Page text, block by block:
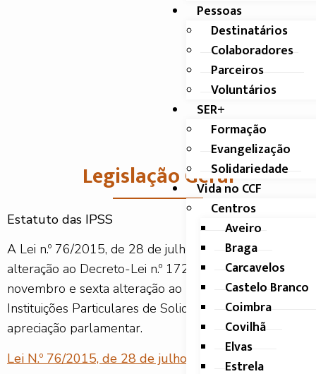
Pessoas
Destinatários
Colaboradores
Parceiros
Voluntários
SER+
Formação
Evangelização
Solidariedade
Vida no CCF
Centros
Aveiro
Braga
Carcavelos
Castelo Branco
Coimbra
Covilhã
Elvas
Estrela
Legislação Geral
Estatuto das IPSS
A Lei n.º 76/2015, de 28 de julho, procede à primeira
alteração ao Decreto-Lei n.º 172-A/2014, de 14 de
novembro e sexta alteração ao Estatuto das
Instituições Particulares de Solidariedade Social, por
apreciação parlamentar.
Lei N.º 76/2015, de 28 de julho